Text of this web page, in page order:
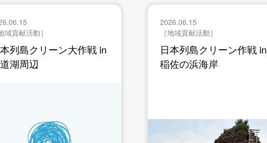
域貢献活動］
列島クリーン大作戦 in
湖周辺
2026.06.15
［地域貢献活動］
日本列島クリーン作戦 in
稲佐の浜海岸